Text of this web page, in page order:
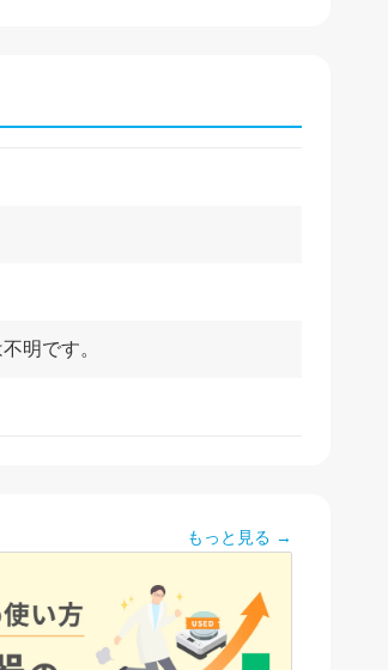
明です。
もっと見る →